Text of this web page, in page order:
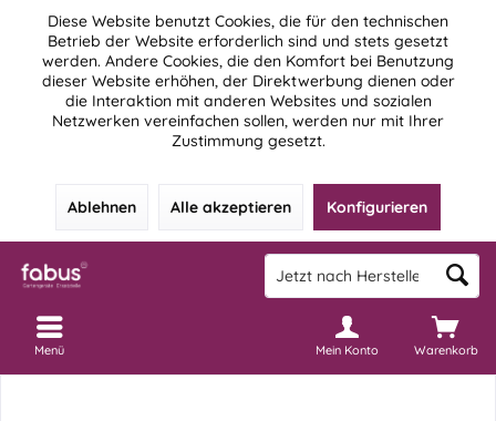
Diese Website benutzt Cookies, die für den technischen
Betrieb der Website erforderlich sind und stets gesetzt
werden. Andere Cookies, die den Komfort bei Benutzung
dieser Website erhöhen, der Direktwerbung dienen oder
die Interaktion mit anderen Websites und sozialen
Netzwerken vereinfachen sollen, werden nur mit Ihrer
Zustimmung gesetzt.
Ablehnen Alle akzeptieren Konfigurieren
Warenkorb
Mein Konto
Menü